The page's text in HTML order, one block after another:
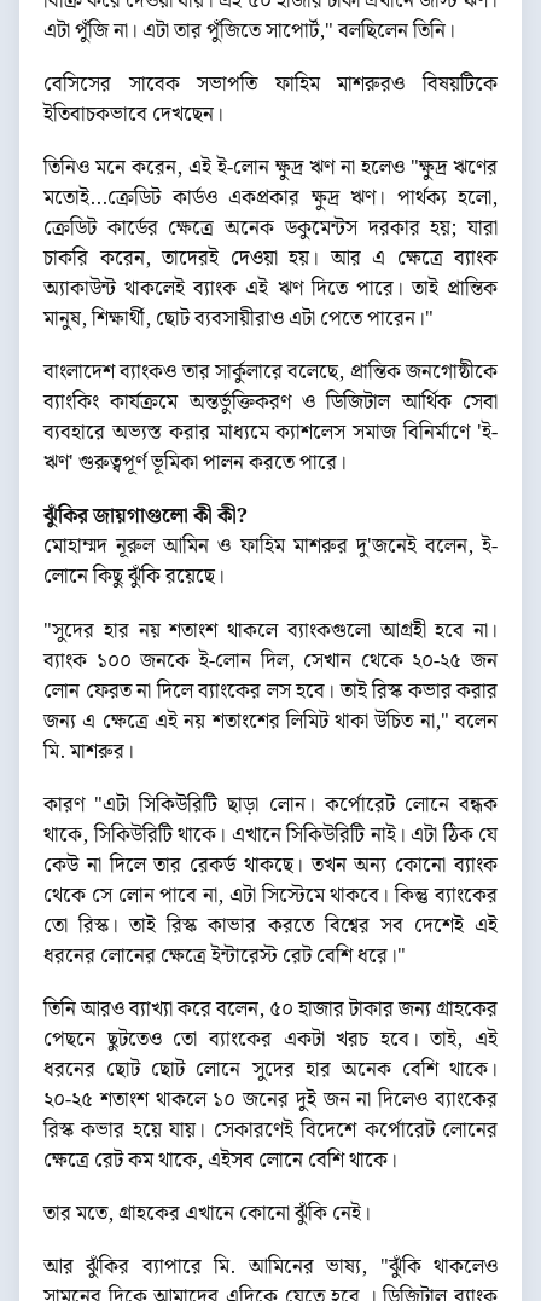
এটা পুঁজি না। এটা তার পুঁজিতে সাপোর্ট," বলছিলেন তিনি।
বেসিসের সাবেক সভাপতি ফাহিম মাশরুরও বিষয়টিকে
ইতিবাচকভাবে দেখছেন।
তিনিও মনে করেন, এই ই-লোন ক্ষুদ্র ঋণ না হলেও "ক্ষুদ্র ঋণের
মতোই...ক্রেডিট কার্ডও একপ্রকার ক্ষুদ্র ঋণ। পার্থক্য হলো,
ক্রেডিট কার্ডের ক্ষেত্রে অনেক ডকুমেন্টস দরকার হয়; যারা
চাকরি করেন, তাদেরই দেওয়া হয়। আর এ ক্ষেত্রে ব্যাংক
অ্যাকাউন্ট থাকলেই ব্যাংক এই ঋণ দিতে পারে। তাই প্রান্তিক
মানুষ, শিক্ষার্থী, ছোট ব্যবসায়ীরাও এটা পেতে পারেন।"
বাংলাদেশ ব্যাংকও তার সার্কুলারে বলেছে, প্রান্তিক জনগোষ্ঠীকে
ব্যাংকিং কার্যক্রমে অন্তর্ভুক্তিকরণ ও ডিজিটাল আর্থিক সেবা
ব্যবহারে অভ্যস্ত করার মাধ্যমে ক্যাশলেস সমাজ বিনির্মাণে 'ই-
ঋণ' গুরুত্বপূর্ণ ভূমিকা পালন করতে পারে।
ঝুঁকির জায়গাগুলো কী কী?
মোহাম্মদ নূরুল আমিন ও ফাহিম মাশরুর দু'জনেই বলেন, ই-
লোনে কিছু ঝুঁকি রয়েছে।
"সুদের হার নয় শতাংশ থাকলে ব্যাংকগুলো আগ্রহী হবে না।
ব্যাংক ১০০ জনকে ই-লোন দিল, সেখান থেকে ২০-২৫ জন
লোন ফেরত না দিলে ব্যাংকের লস হবে। তাই রিস্ক কভার করার
জন্য এ ক্ষেত্রে এই নয় শতাংশের লিমিট থাকা উচিত না," বলেন
মি. মাশরুর।
কারণ "এটা সিকিউরিটি ছাড়া লোন। কর্পোরেট লোনে বন্ধক
থাকে, সিকিউরিটি থাকে। এখানে সিকিউরিটি নাই। এটা ঠিক যে
কেউ না দিলে তার রেকর্ড থাকছে। তখন অন্য কোনো ব্যাংক
থেকে সে লোন পাবে না, এটা সিস্টেমে থাকবে। কিন্তু ব্যাংকের
তো রিস্ক। তাই রিস্ক কাভার করতে বিশ্বের সব দেশেই এই
ধরনের লোনের ক্ষেত্রে ইন্টারেস্ট রেট বেশি ধরে।"
তিনি আরও ব্যাখ্যা করে বলেন, ৫০ হাজার টাকার জন্য গ্রাহকের
পেছনে ছুটতেও তো ব্যাংকের একটা খরচ হবে। তাই, এই
ধরনের ছোট ছোট লোনে সুদের হার অনেক বেশি থাকে।
২০-২৫ শতাংশ থাকলে ১০ জনের দুই জন না দিলেও ব্যাংকের
রিস্ক কভার হয়ে যায়। সেকারণেই বিদেশে কর্পোরেট লোনের
ক্ষেত্রে রেট কম থাকে, এইসব লোনে বেশি থাকে।
তার মতে, গ্রাহকের এখানে কোনো ঝুঁকি নেই।
আর ঝুঁকির ব্যাপারে মি. আমিনের ভাষ্য, "ঝুঁকি থাকলেও